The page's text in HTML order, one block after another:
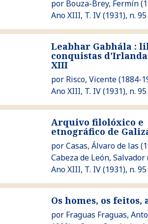
por Bouza-Brey, Fermín
Ano XIII, T. IV (1931), n.
Ver Leabhar Gabhála : libro das
Leabhar Gabhála :
conquistas
XIII
por Risco, Vicente(1884-
Ano XIII, T. IV (1931), n.
Ver Arquivo filolóxico e etnográfico de
Arquivo filolóxico e
etnográfico de
porCasas, Álvaro de las
Cabeza de León, Salvador
Ano XIII, T. IV (1931), n.
Ver Os homes, os feitos, as verbas
Os homes, os feitos,
por Fraguas Fraguas,